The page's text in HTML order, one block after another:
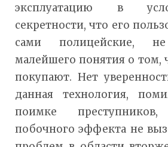
эксплуатацию в
секретности, что его
сами полицейские,
малейшего понятия о том,
покупают. Нет
данная технология,
поимке
побочного эффекта не